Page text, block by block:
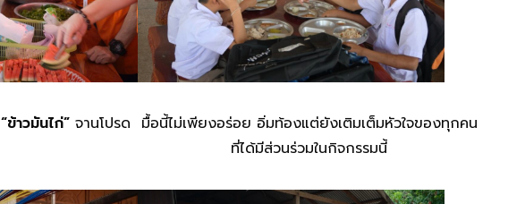
“ข้าวมันไก่” จานโปรด มื้อนี้ไม่เพียงอร่อย อิ่มท้องแต่ยังเติมเต็มหัวใจของทุกคน
ที่ได้มีส่วนร่วมในกิจกรรมนี้